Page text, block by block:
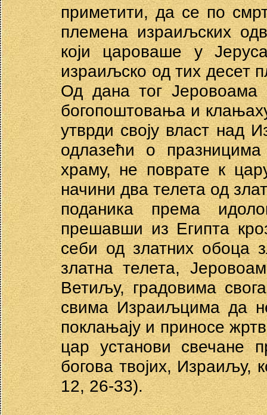
приметити, да се по
племена израиљских
који цароваше у
израиљско од тих десет
Од дана тог Јеровоама
богопоштовања и
утврди своју власт над
одлазећи о
храму, не поврате к
начини два телета од
поданика према
прешавши из Египта
себи од златних обоца
златна телета,
Ветиљу, градовима
свима Израиљцима да
поклањају и приносе
цар установи свечане
богова твојих, Израиљу,
12, 26-33).